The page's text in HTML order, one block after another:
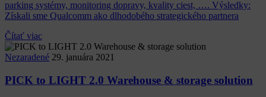
parking systémy, monitoring dopravy, kvality ciest, …. Výsledky:
Získali sme Qualcomm ako dlhodobého strategického partnera
Čítať viac
Nezaradené 29. januára 2021
PICK to LIGHT 2.0 Warehouse & storage solution